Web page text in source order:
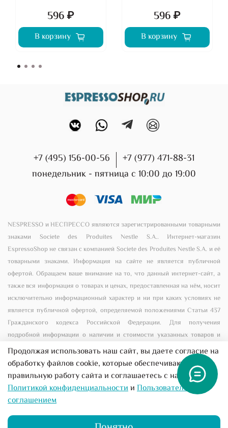
596 ₽
В корзину
596 ₽
В корзину
+7 (495) 156-00-56
+7 (977) 471-88-31
понедельник - пятница с 10:00 до 19:00
NESPRESSO и НЕСПРЕССО являются зарегистрированными товарными
знаками Societe des Produites Nestle S.A.. Интернет-магазин
EspressoShop не связан с компанией Societe des Produites Nestle S.A. и её
товарными знаками. Информация на сайте не является публичной
офертой. Обращаем ваше внимание на то, что данный интернет-сайт, а
также вся информация о товарах и ценах, предоставленная на нём, носит
исключительно информационный характер и ни при каких условиях не
является публичной офертой, определяемой положениями Статьи 437
Гражданского кодекса Российской Федерации. Для получения
подробной информации о наличии и стоимости указанных товаров и
(или) услуг, пожалуйста, обращайтесь к менеджеру сайта с помощью
специальной формы связи или по телефону +7 (495) 156-00-56
Все предложения на сайте не являются публичной
офертой
Продолжая использовать наш сайт, вы даете согласие на
обработку файлов cookie, которые обеспечивают
правильную работу сайта и соглашаетесь с нашей
Политикой конфиденциальностии Пользовательским
соглашением